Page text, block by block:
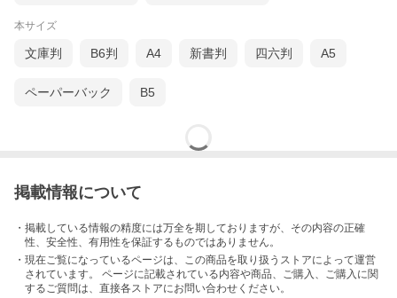
本サイズ
文庫判 B6判 A4 新書判 四六判 A5
ペーパーバック B5
掲載情報について
・掲載している情報の精度には万全を期しておりますが、その内容の正確
性、安全性、有用性を保証するものではありません。
・現在ご覧になっているページは、この商品を取り扱うストアによって運営
されています。 ページに記載されている内容や商品、ご購入 、ご購入に関
するご質問は、直接各ストアにお問い合わせください。